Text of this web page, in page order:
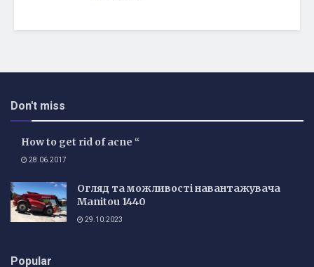
Don't miss
How to get rid of acne “
28.06.2017
Огляд та можливості навантажувача
Manitou 1440
29.10.2023
Popular